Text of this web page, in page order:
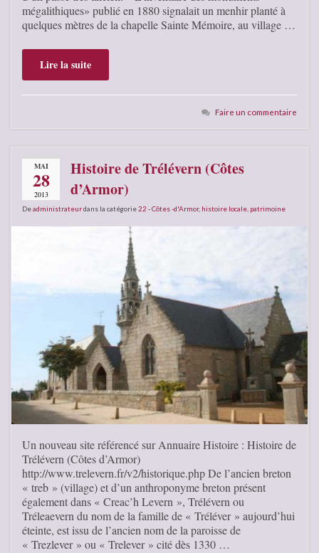
mégalithiques» publié en 1880 signalait un menhir planté à
quelques mètres de la chapelle Sainte Mémoire, au village …
Lire la suite
Faire un commentaire
MAI
28
2013
Histoire de Trélévern (Côtes
d’Armor)
Deadministrateurdans la catégorie22 - Côtes -d'Armor, histoire locale patrimoine
Un nouveau site référencé sur Annuaire Histoire : Histoire de
Trélévern (Côtes d’Armor)
http://www.trelevern.fr/v2/historique.php De l’ancien breton
« treb » (village) et d’un anthroponyme breton présent
également dans « Creac’h Levern », Trélévern ou
Tréleaevern du nom de la famille de « Tréléver » aujourd’hui
éteinte, est issu de l’ancien nom de la paroisse de
« Trezlever » ou « Trelever » cité dès 1330 …